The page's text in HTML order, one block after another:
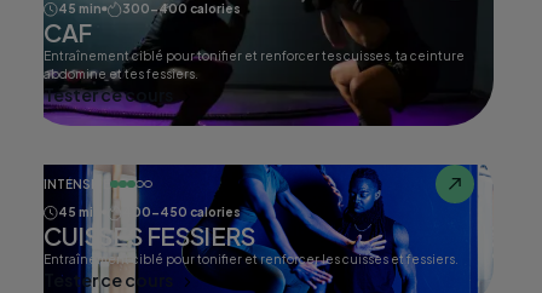
45 min
300-400 calories
CAF
Entraînement ciblé pour tonifier et renforcer tes cuisses, ta ceinture
abdomine et tes fessiers.
Tester ce cours
INTENSITÉ
45 min
400-450 calories
CUISSES FESSIERS
Entraînement ciblé pour tonifier et renforcer les cuisses et fessiers.
Tester ce cours